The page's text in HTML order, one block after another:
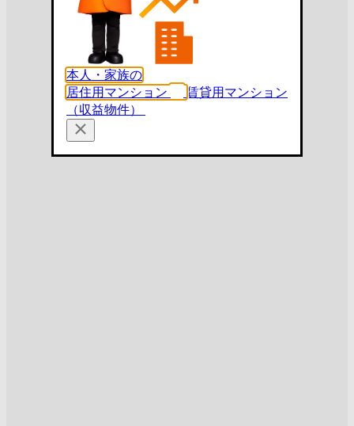
本人・家族の
居住用マンション
賃貸用マンション
（収益物件）